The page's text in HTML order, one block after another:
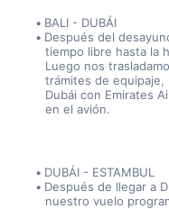
BALI - DUBÁI
Después del
tiempo libre hasta la
Luego nos
trámites de
Dubái con Emirates
en el avión.
DUBÁI - ESTAMBUL
Después de llegar a
nuestro vuelo